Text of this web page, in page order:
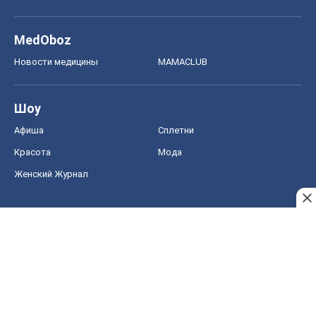
MedOboz
Новости медицины MAMACLUB
Шоу
Афиша Сплетни
Красота Мода
Женский Журнал